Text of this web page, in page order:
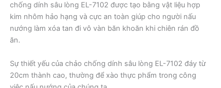
chống dính sâu lòng EL-7102 được tạo bằng vật liệu hợp
kim nhôm hảo hạng và cực an toàn giúp cho người nấu
nướng làm xóa tan đi vô vàn băn khoăn khi chiên rán đồ
ăn.
Sự thiết yếu của chảo chống dính sâu lòng EL-7102 đáy từ
20cm thành cao, thường để xào thực phẩm trong công